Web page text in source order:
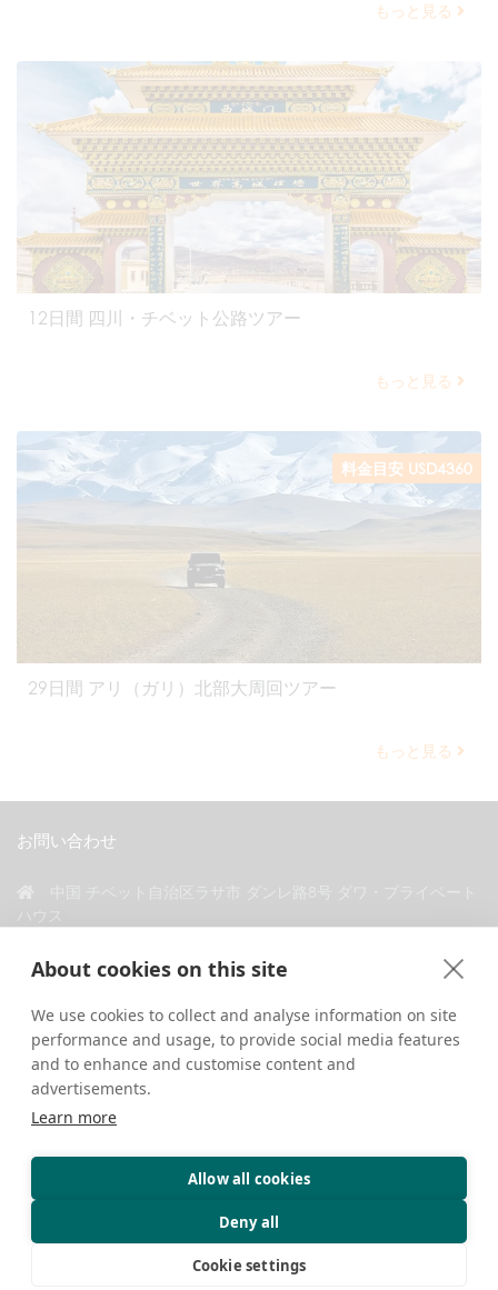
About cookies on this site
We use cookies to collect and analyse information on site
performance and usage, to provide social media features
and to enhance and customise content and
advertisements.
Learn more
Allow all cookies
Deny all
Cookie settings
もっと見る
12日間 四川・チベット公路ツアー
もっと見る
料金目安 USD4360
29日間 アリ（ガリ）北部大周回ツアー
もっと見る
お問い合わせ
私たちとつながる
プライバシーポリシー